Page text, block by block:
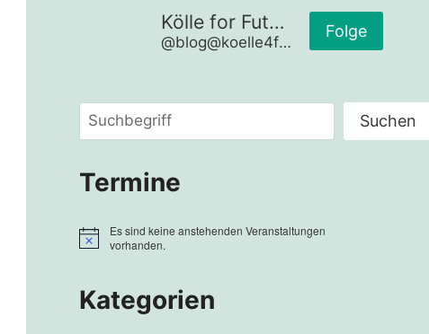
Kölle for Future
@blog@koelle4future.de
Folge
Suchen Suchen
Termine
Hinweis
Es sind keine anstehenden Veranstaltungen
vorhanden.
Kategorien